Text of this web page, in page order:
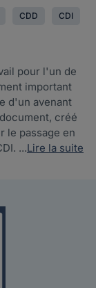
CDD CDI
pour l'un de
important
d'un avenant
créé
le passage en
...Lire la suite